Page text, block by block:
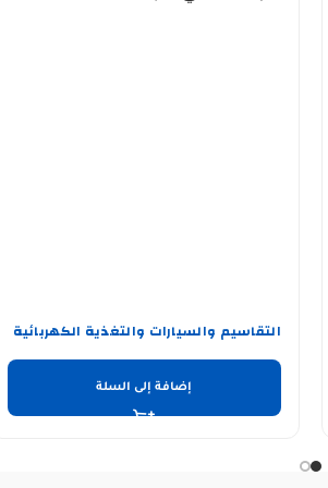
التقاسيم والسيارات والتغذية الكهربائية
إضافة إلى السلة